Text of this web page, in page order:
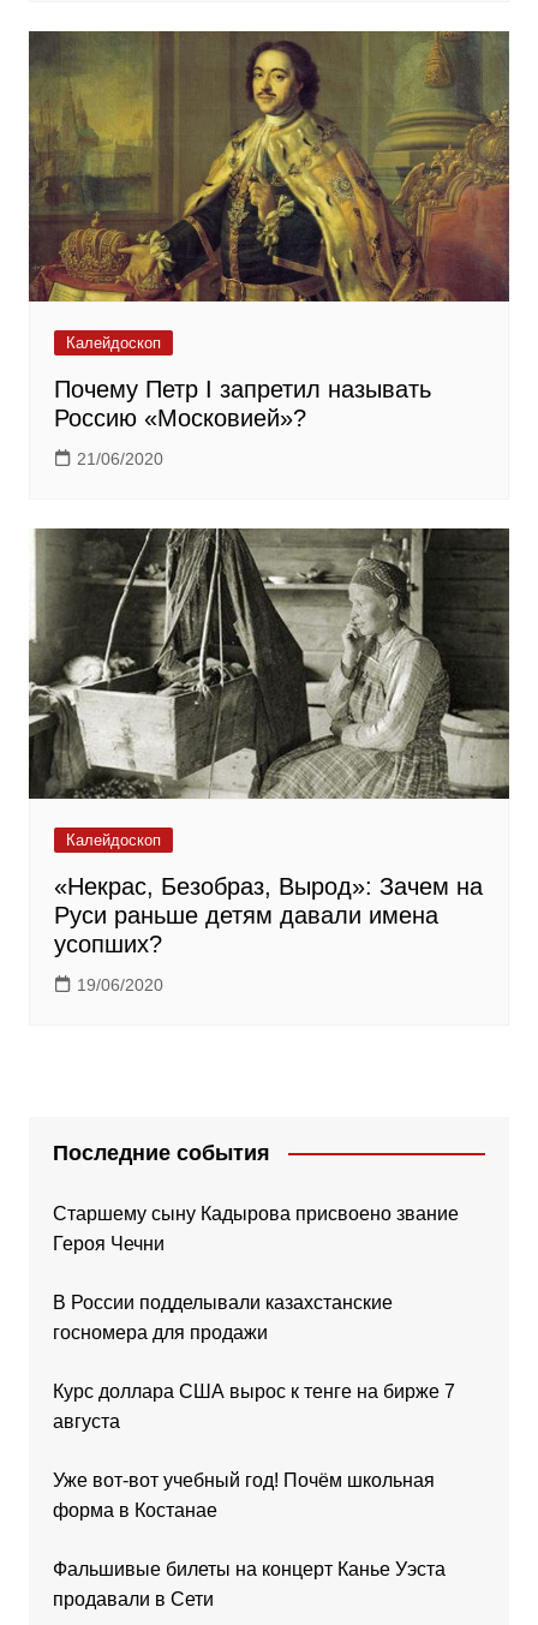
Калейдоскоп
Почему Петр I запретил называть
Россию «Московией»?
21/06/2020
Калейдоскоп
«Некрас, Безобраз, Вырод»: Зачем на
Руси раньше детям давали имена
усопших?
19/06/2020
Последние события
Старшему сыну Кадырова присвоено звание
Героя Чечни
В России подделывали казахстанские
госномера для продажи
Курс доллара США вырос к тенге на бирже 7
августа
Уже вот-вот учебный год! Почём школьная
форма в Костанае
Фальшивые билеты на концерт Канье Уэста
продавали в Сети